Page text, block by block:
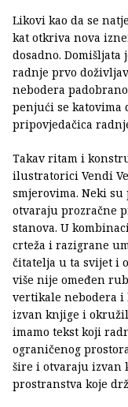
Likovi kao da se
kat otkriva nova
dosadno.
radnje prvo
nebodera
penjući se katovima
pripovjedačica
Takav ritam i
ilustratorici Vendi
smjerovima. Neki
otvaraju prozračne
stanova. U
crteža i razigrane
čitatelja u ta svijet i
više nije omeđen
vertikale nebodera
izvan knjige i
imamo tekst koji
ograničenog
šire i otvaraju izvan
prostranstva koje